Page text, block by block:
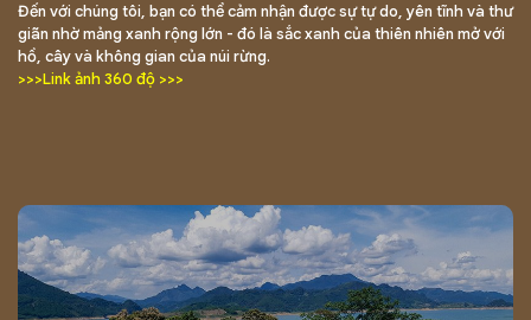
Đến với chúng tôi, bạn có thể cảm nhận được sự tự do, yên tĩnh và thư
giãn nhờ mảng xanh rộng lớn - đó là sắc xanh của thiên nhiên mở với
hồ, cây và không gian của núi rừng.
>>>Link ảnh 360 độ >>>